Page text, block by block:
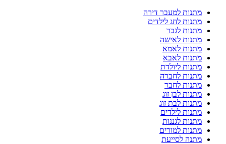
מתנות למעבר דירה
מתנות לחג לילדים
מתנות לגבר
מתנות לאישה
מתנות לאמא
מתנות לאבא
מתנות ליולדת
מתנות לחברה
מתנות לחבר
מתנות לבן זוג
מתנות לבת זוג
מתנות לילדים
מתנות לגננות
מתנות למורים
מתנה לסייעת